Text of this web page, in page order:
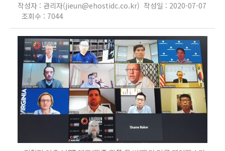
작성자 : 관리자(jieun@ehostidc.co.kr) 작성일 : 2020-07-07
조회수 : 7044